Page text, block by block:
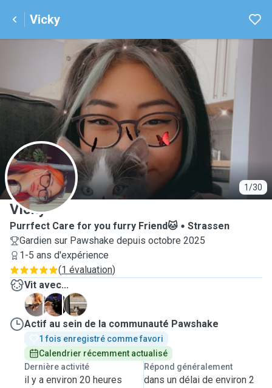
Vicky
1/30
V
Vicky
Purrfect Care for you furry Friend🐱
Strassen
Gardien sur Pawshake depuis octobre 2025
1-5 ans d'expérience
(1 évaluation)
Vit avec...
B
L
Y
Actif au sein de la communauté Pawshake
1 fois enregistré comme favori
Calendrier récemment actualisé
Dernière activité
il y a environ 20 heures
Répond généralement
dans un délai de environ 2